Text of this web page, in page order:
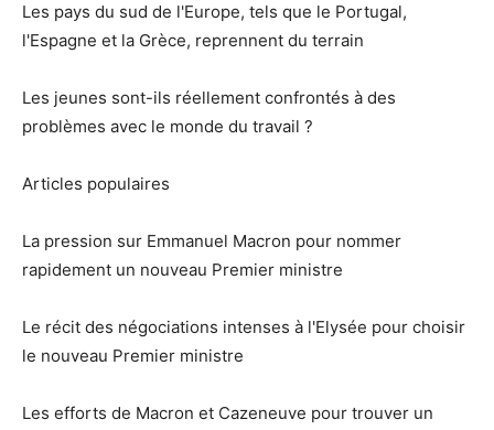
Les pays du sud de l'Europe, tels que le Portugal,
l'Espagne et la Grèce, reprennent du terrain
Les jeunes sont-ils réellement confrontés à des
problèmes avec le monde du travail ?
Articles populaires
La pression sur Emmanuel Macron pour nommer
rapidement un nouveau Premier ministre
Le récit des négociations intenses à l'Elysée pour choisir
le nouveau Premier ministre
Les efforts de Macron et Cazeneuve pour trouver un